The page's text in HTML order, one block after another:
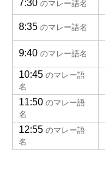
7:30 のマレー語名
8:35 のマレー語名
9:40 のマレー語名
10:45 のマレー語
名
11:50 のマレー語
名
12:55 のマレー語
名